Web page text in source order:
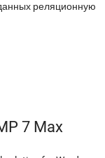
реляционную
7 Max